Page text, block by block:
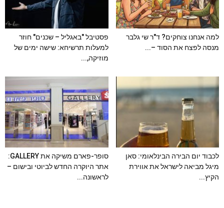
למה אנחנו צוחקים? ד"ר שי גלבר
מנסה לפצח את הסוד –...
פסטיבל "באגליל – שכנים" חוזר
למעלות תרשיחא: שישה ימים של
מוזיקה,...
לכבוד יום הבירה הבינלאומי: סאן
מיגל מביאה לישראל את אווירת
הקיץ...
סופר-פארם משיקה את GALLERY:
אתר היוקרה החדש לביוטי ובישום –
לראשונה...